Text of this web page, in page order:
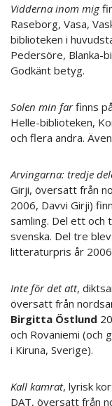
Vidderna inom mig
Raseborg, Vasa,
biblioteken i
Pedersöre, Blanka-
Godkänt betyg.
Solen min farfinns
Helle-biblioteken,
och flera andra.
Arvingarna: tredje
Girji, översatt från
2006, Davvi Girji)
samling. Del ett och
svenska. Del tre
litteraturpris år
Inte för det att,
översatt från
Birgitta Östlund
och Rovaniemi (och
i Kiruna, Sverige).
Kall kamrat, lyrisk
DAT, översatt från